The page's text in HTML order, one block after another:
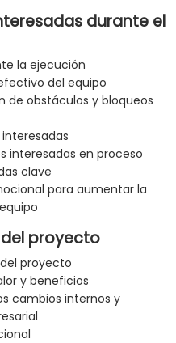
durante el
la ejecución
del equipo
de obstáculos y bloqueos
interesadas en proceso
clave
para aumentar la
proyecto
proyecto
y beneficios
cambios internos y